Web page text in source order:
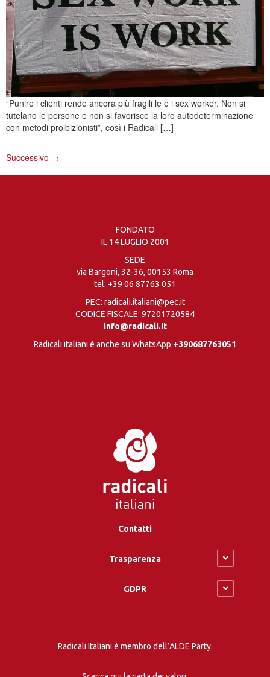
“Punire i clienti rende ancora più fragili le e i sex worker. Non si
tutelano le persone e non si favorisce la loro autodeterminazione
con metodi proibizionisti”, così i Radicali […]
Successivo →
FONDATO
IL 14 LUGLIO 2001
SEDE
via Bargoni, 32-36, 00153 Roma
tel: +39 06 87763 051
PEC: radicali.italiani@pec.it
CODICE FISCALE: 97201720584
info@radicali.it
Radicali italiani è anche su WhatsApp +390687763051
Contatti
Trasparenza
GDPR
Radicali Italiani è membro dell’ALDE Party.